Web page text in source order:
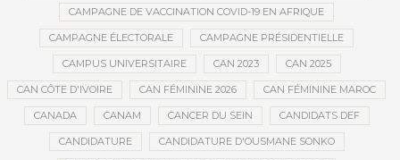
CAMPAGNE DE VACCINATION COVID-19 EN AFRIQUE
CAMPAGNE ÉLECTORALE CAMPAGNE PRÉSIDENTIELLE
CAMPUS UNIVERSITAIRE CAN 2023 CAN 2025
CAN CÔTE D'IVOIRE CAN FÉMININE 2026 CAN FÉMININE MAROC
CANADA CANAM CANCER DU SEIN CANDIDATS DEF
CANDIDATURE CANDIDATURE D'OUSMANE SONKO